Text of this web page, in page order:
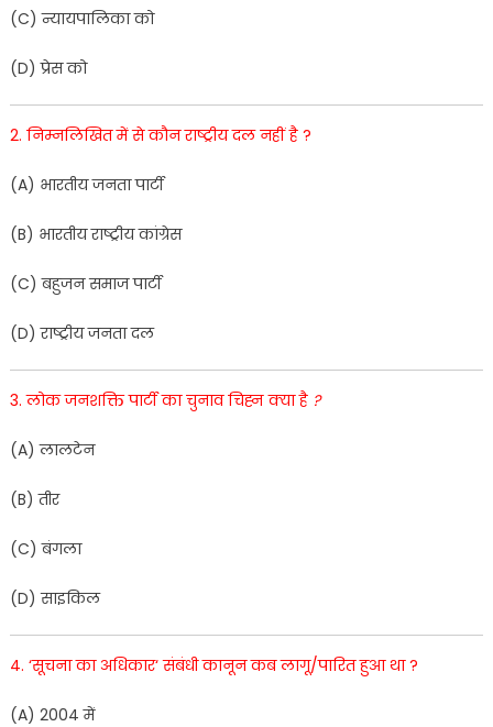
(C)न्यायपालिकाको
(D)प्रेसको
2. निम्नलिखितमेंसे कौनराष्ट्रीयदलनहींहै ?
(A) भारतीयजनतापार्टी
(B) भारतीयराष्ट्रीयकांग्रेस
(C)बहुजनसमाजपार्टी
(D)राष्ट्रीयजनतादल
3.लोकजनशक्तिपार्टीकाचुनावचिह्नक्याहै ?
(A)लालटेन
(B)तीर
(C)बंगला
(D)साइकिल
4. ‘सूचनाका अधिकार‘संबंधीकानूनकबलागू/पारितहुआथा?
(A) 2004में